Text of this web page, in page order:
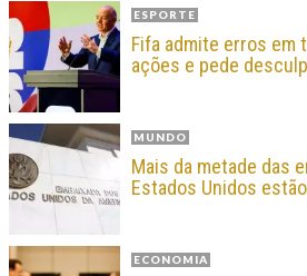
ESPORTE
Fifa admite erros em
ações e pede
MUNDO
Mais da metade das
Estados Unidos
ECONOMIA